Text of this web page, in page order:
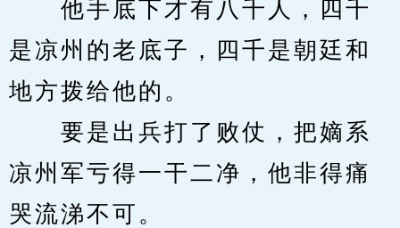
他手底下才有八千人，四千
是凉州的老底子，四千是朝廷和
地方拨给他的。
要是出兵打了败仗，把嫡系
凉州军亏得一干二净，他非得痛
哭流涕不可。